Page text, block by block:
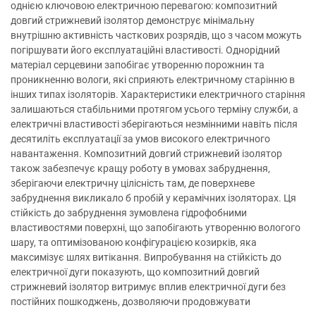
однією ключовою електричною перевагою: композитний
довгий стрижневий ізолятор демонструє мінімальну
внутрішню активність часткових розрядів, що з часом можуть
погіршувати його експлуатаційні властивості. Однорідний
матеріал серцевини запобігає утворенню порожнин та
проникненню вологи, які сприяють електричному старінню в
інших типах ізоляторів. Характеристики електричного старіння
залишаються стабільними протягом усього терміну служби, а
електричні властивості зберігаються незмінними навіть після
десятиліть експлуатації за умов високого електричного
навантаження. Композитний довгий стрижневий ізолятор
також забезпечує кращу роботу в умовах забруднення,
зберігаючи електричну цілісність там, де поверхневе
забруднення викликало б пробій у керамічних ізоляторах. Ця
стійкість до забруднення зумовлена гідрофобними
властивостями поверхні, що запобігають утворенню вологого
шару, та оптимізованою конфігурацією козирків, яка
максимізує шлях витікання. Випробування на стійкість до
електричної дуги показують, що композитний довгий
стрижневий ізолятор витримує вплив електричної дуги без
постійних пошкоджень, дозволяючи продовжувати